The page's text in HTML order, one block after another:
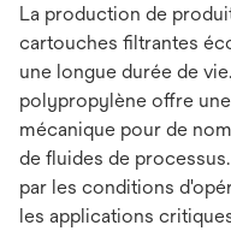
La production de
cartouches filtrantes
une longue durée de
polypropylène offre
mécanique pour de
de fluides de
par les conditions
les applications